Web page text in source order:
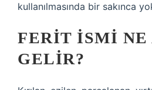
kullanılmasında bir sakınca
FERIT ISMI NE
GELIR?